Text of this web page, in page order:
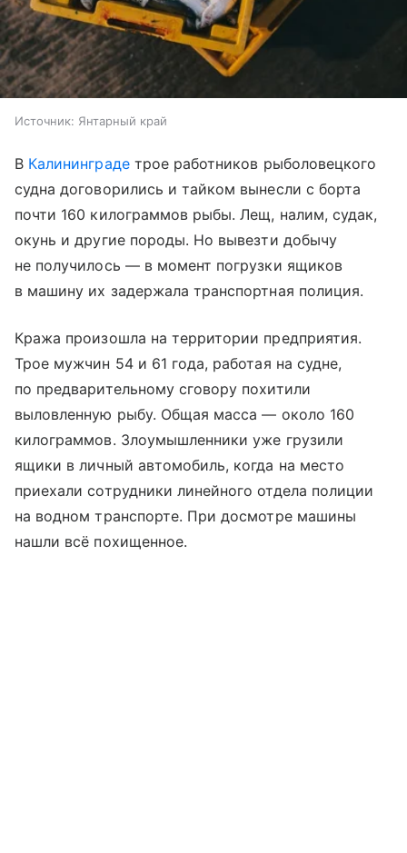
Источник: Янтарный край
В Калининградетрое работников рыболовецкого
судна договорились и тайком вынесли с борта
почти 160 килограммов рыбы. Лещ, налим, судак,
окунь и другие породы. Но вывезти добычу
не получилось — в момент погрузки ящиков
в машину их задержала транспортная полиция.
Кража произошла на территории предприятия.
Трое мужчин 54 и 61 года, работая на судне,
по предварительному сговору похитили
выловленную рыбу. Общая масса — около 160
килограммов. Злоумышленники уже грузили
ящики в личный автомобиль, когда на место
приехали сотрудники линейного отдела полиции
на водном транспорте. При досмотре машины
нашли всё похищенное.